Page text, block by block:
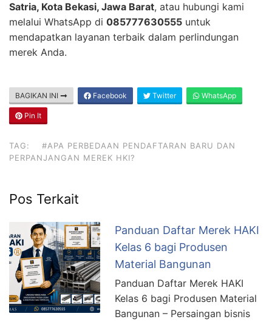
Satria, Kota Bekasi, Jawa Barat, atau hubungi kami
melalui WhatsApp di 085777630555 untuk
mendapatkan layanan terbaik dalam perlindungan
merek Anda.
BAGIKAN INI Facebook Twitter WhatsApp
Pin It
TAG:
#APA PERBEDAAN PENDAFTARAN BARU DAN
PERPANJANGAN MEREK HKI?
Pos Terkait
Panduan Daftar Merek HAKI
Kelas 6 bagi Produsen
Material Bangunan
Panduan Daftar Merek HAKI
Kelas 6 bagi Produsen Material
Bangunan – Persaingan bisnis